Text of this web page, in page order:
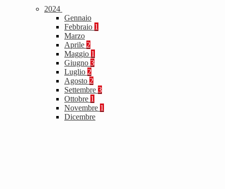
2024
Gennaio
Febbraio 1
Marzo
Aprile 2
Maggio 1
Giugno 3
Luglio 2
Agosto 2
Settembre 3
Ottobre 1
Novembre 1
Dicembre